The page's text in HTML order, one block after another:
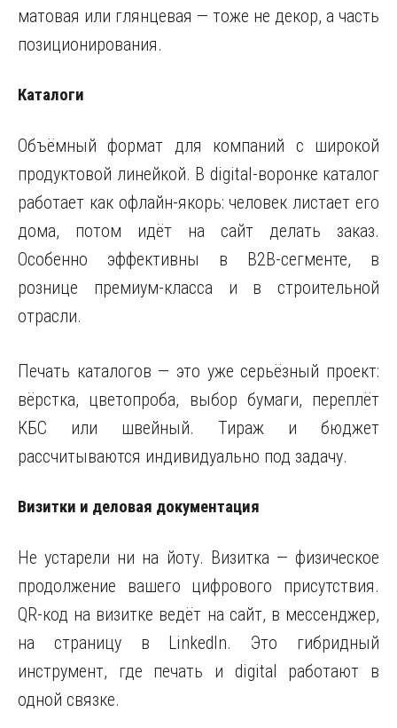
матовая или глянцевая — тоже не декор, а часть
позиционирования.
Каталоги
Объёмный формат для компаний с широкой
продуктовой линейкой. В digital-воронке каталог
работает как офлайн-якорь: человек листает его
дома, потом идёт на сайт делать заказ.
Особенно эффективны в B2B-сегменте, в
рознице премиум-класса и в строительной
отрасли.
Печать каталогов — это уже серьёзный проект:
вёрстка, цветопроба, выбор бумаги, переплёт
КБС или швейный. Тираж и бюджет
рассчитываются индивидуально под задачу.
Визитки и деловая документация
Не устарели ни на йоту. Визитка — физическое
продолжение вашего цифрового присутствия.
QR-код на визитке ведёт на сайт, в мессенджер,
на страницу в LinkedIn. Это гибридный
инструмент, где печать и digital работают в
одной связке.